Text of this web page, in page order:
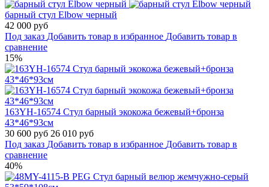
барный стул Elbow черный
42 000 руб
Под заказ Добавить товар в избранное Добавить товар в
сравнение
15%
163YH-16574 Стул барный экокожа бежевый+бронза
43*46*93см
30 600 руб 26 010 руб
Под заказ Добавить товар в избранное Добавить товар в
сравнение
40%